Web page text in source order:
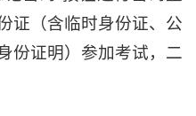
证（含临时身份证、公
份证明）参加考试，二